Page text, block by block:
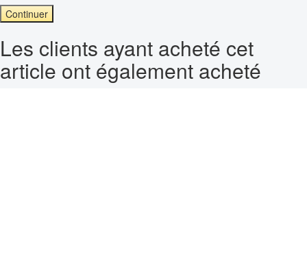
Continuer
Les clients ayant acheté cet
article ont également acheté